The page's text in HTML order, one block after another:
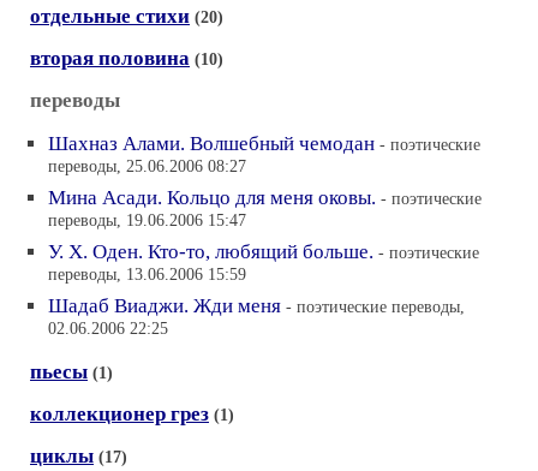
отдельные стихи (20)
вторая половина (10)
переводы
Шахназ Алами. Волшебный чемодан - поэтические
переводы, 25.06.2006 08:27
Мина Асади. Кольцо для меня оковы. - поэтические
переводы, 19.06.2006 15:47
У. Х. Оден. Кто-то, любящий больше. - поэтические
переводы, 13.06.2006 15:59
Шадаб Виаджи. Жди меня - поэтические переводы,
02.06.2006 22:25
пьесы (1)
коллекционер грез (1)
циклы (17)